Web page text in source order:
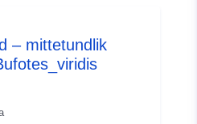
120066022-srv-97975dc4-9062-
4ddf-94c8-cddc694296f4
http://inspire.ec.europa.eu/
– mittetundlik